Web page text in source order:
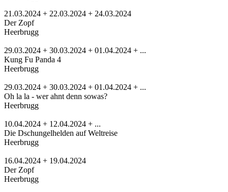
21.03.2024 + 22.03.2024 + 24.03.2024
Der Zopf
Heerbrugg
29.03.2024 + 30.03.2024 + 01.04.2024 + ...
Kung Fu Panda 4
Heerbrugg
29.03.2024 + 30.03.2024 + 01.04.2024 + ...
Oh la la - wer ahnt denn sowas?
Heerbrugg
10.04.2024 + 12.04.2024 + ...
Die Dschungelhelden auf Weltreise
Heerbrugg
16.04.2024 + 19.04.2024
Der Zopf
Heerbrugg